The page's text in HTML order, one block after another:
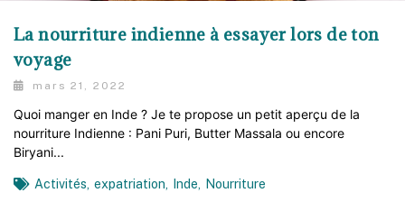
La nourriture indienne à essayer lors de ton
voyage
mars 21, 2022
Quoi manger en Inde ? Je te propose un petit aperçu de la
nourriture Indienne : Pani Puri, Butter Massala ou encore
Biryani...
Activités, expatriation, Inde, Nourriture